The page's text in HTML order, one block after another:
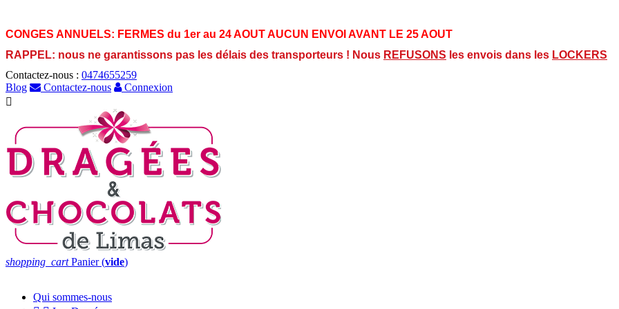
CONGES ANNUELS: FERMES du 1er au 24 AOUT AUCUN ENVOI AVANT LE 25 AOUT
RAPPEL: nous ne garantissons pas les délais des transporteurs ! Nous REFUSONS les envois dans les LOCKERS
Contactez-nous : 0474655259
Blog
Contactez-nous
Connexion

shopping_cart Panier (vide)
Qui sommes-nous